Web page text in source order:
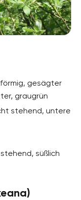
gesägter
graugrün
stehend, untere
süßlich